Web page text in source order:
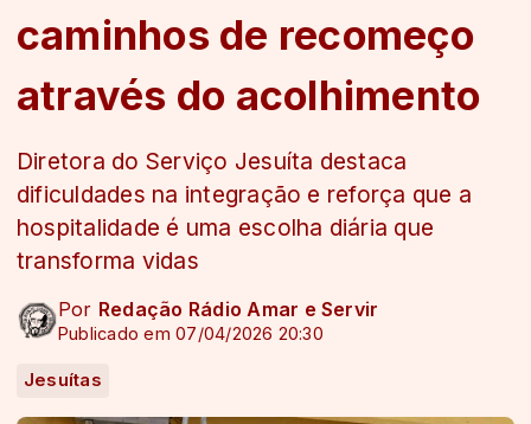
caminhos de recomeço
através do acolhimento
Diretora do Serviço Jesuíta destaca
dificuldades na integração e reforça que a
hospitalidade é uma escolha diária que
transforma vidas
Por Redação Rádio Amar e Servir
Publicado em 07/04/2026 20:30
Jesuítas